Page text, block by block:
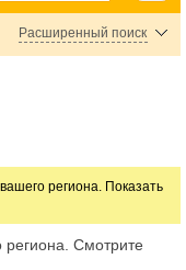
Расширенный поиск
региона. Показать
Смотрите